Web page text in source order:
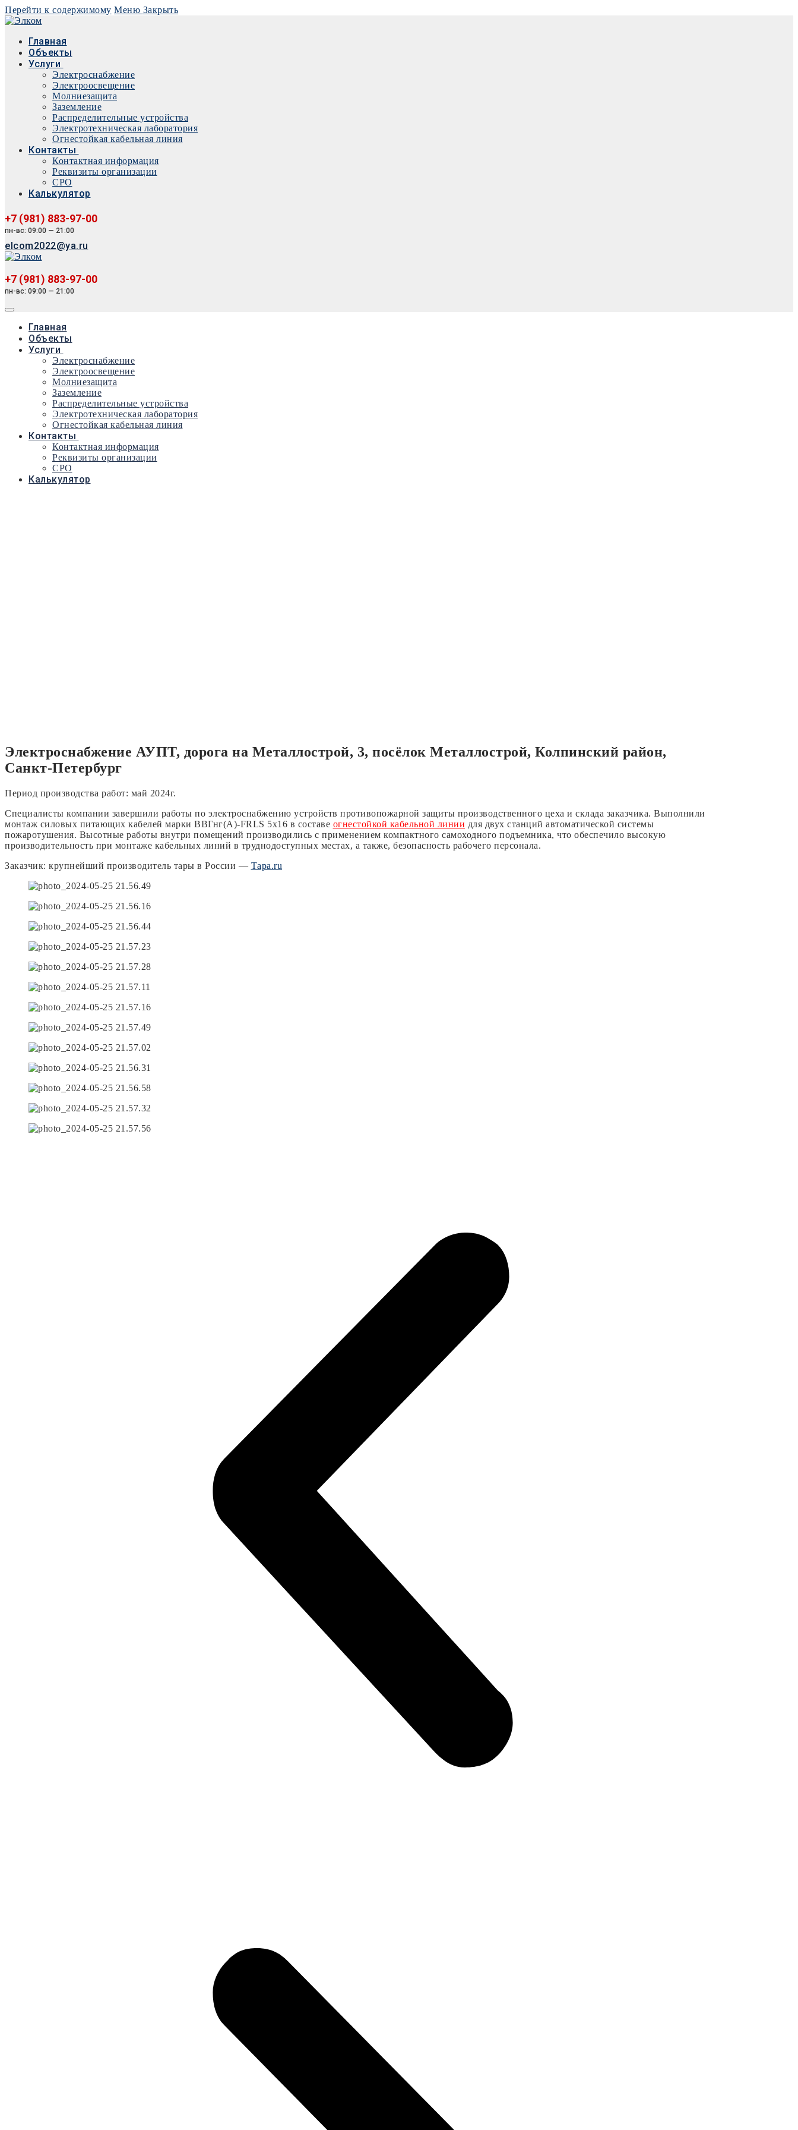
Перейти к содержимому Меню Закрыть
Главная
Объекты
Услуги
Электроснабжение
Электроосвещение
Молниезащита
Заземление
Распределительные устройства
Электротехническая лаборатория
Огнестойкая кабельная линия
Контакты
Контактная информация
Реквизиты организации
СРО
Калькулятор
+7 (981) 883-97-00
пн-вс: 09:00 — 21:00
elcom2022@ya.ru
+7 (981) 883-97-00
пн-вс: 09:00 — 21:00
Главная
Объекты
Услуги
Электроснабжение
Электроосвещение
Молниезащита
Заземление
Распределительные устройства
Электротехническая лаборатория
Огнестойкая кабельная линия
Контакты
Контактная информация
Реквизиты организации
СРО
Калькулятор
Электроснабжение АУПТ, дорога на Металлострой, 3, посёлок Металлострой, Колпинский район,
Санкт-Петербург
Период производства работ: май 2024г.
Специалисты компании завершили работы по электроснабжению устройств противопожарной защиты производственного цеха и склада заказчика. Выполнили
монтаж силовых питающих кабелей марки ВВГнг(А)-FRLS 5х16 в составе огнестойкой кабельной линии для двух станций автоматической системы
пожаротушения. Высотные работы внутри помещений производились с применением компактного самоходного подъемника, что обеспечило высокую
производительность при монтаже кабельных линий в труднодоступных местах, а также, безопасность рабочего персонала.
Заказчик: крупнейший производитель тары в России — Тара.ru